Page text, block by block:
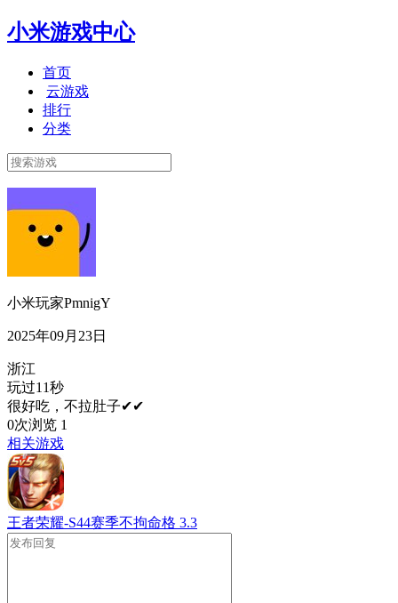
小米游戏中心
首页
云游戏
排行
分类
小米玩家PmnigY
2025年09月23日
浙江
玩过11秒
很好吃，不拉肚子✔✔
0次浏览 1
相关游戏
王者荣耀-S44赛季不拘命格 3.3